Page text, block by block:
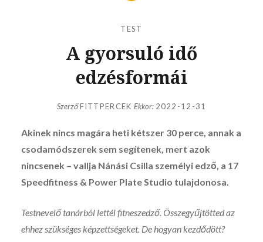
TEST
A gyorsuló idő
edzésformái
SzerzőFITTPERCEK Ekkor: 2022-12-31
Akinek nincs magára heti kétszer 30 perce, annak a
csodamódszerek sem segítenek, mert azok
nincsenek – vallja Nánási Csilla személyi edző, a 17
Speedfitness & Power Plate Studio tulajdonosa.
Testnevelő tanárból lettél fitneszedző. Összegyűjtötted az
ehhez szükséges képzettségeket. De hogyan kezdődött?